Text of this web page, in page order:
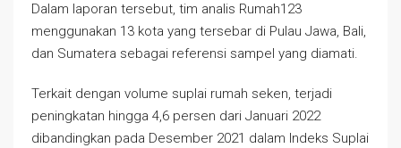
Dalam laporan tersebut, tim analis Rumah123
menggunakan 13 kota yang tersebar di Pulau Jawa, Bali,
dan Sumatera sebagai referensi sampel yang diamati.
Terkait dengan volume suplai rumah seken, terjadi
peningkatan hingga 4,6 persen dari Januari 2022
dibandingkan pada Desember 2021 dalam Indeks Suplai